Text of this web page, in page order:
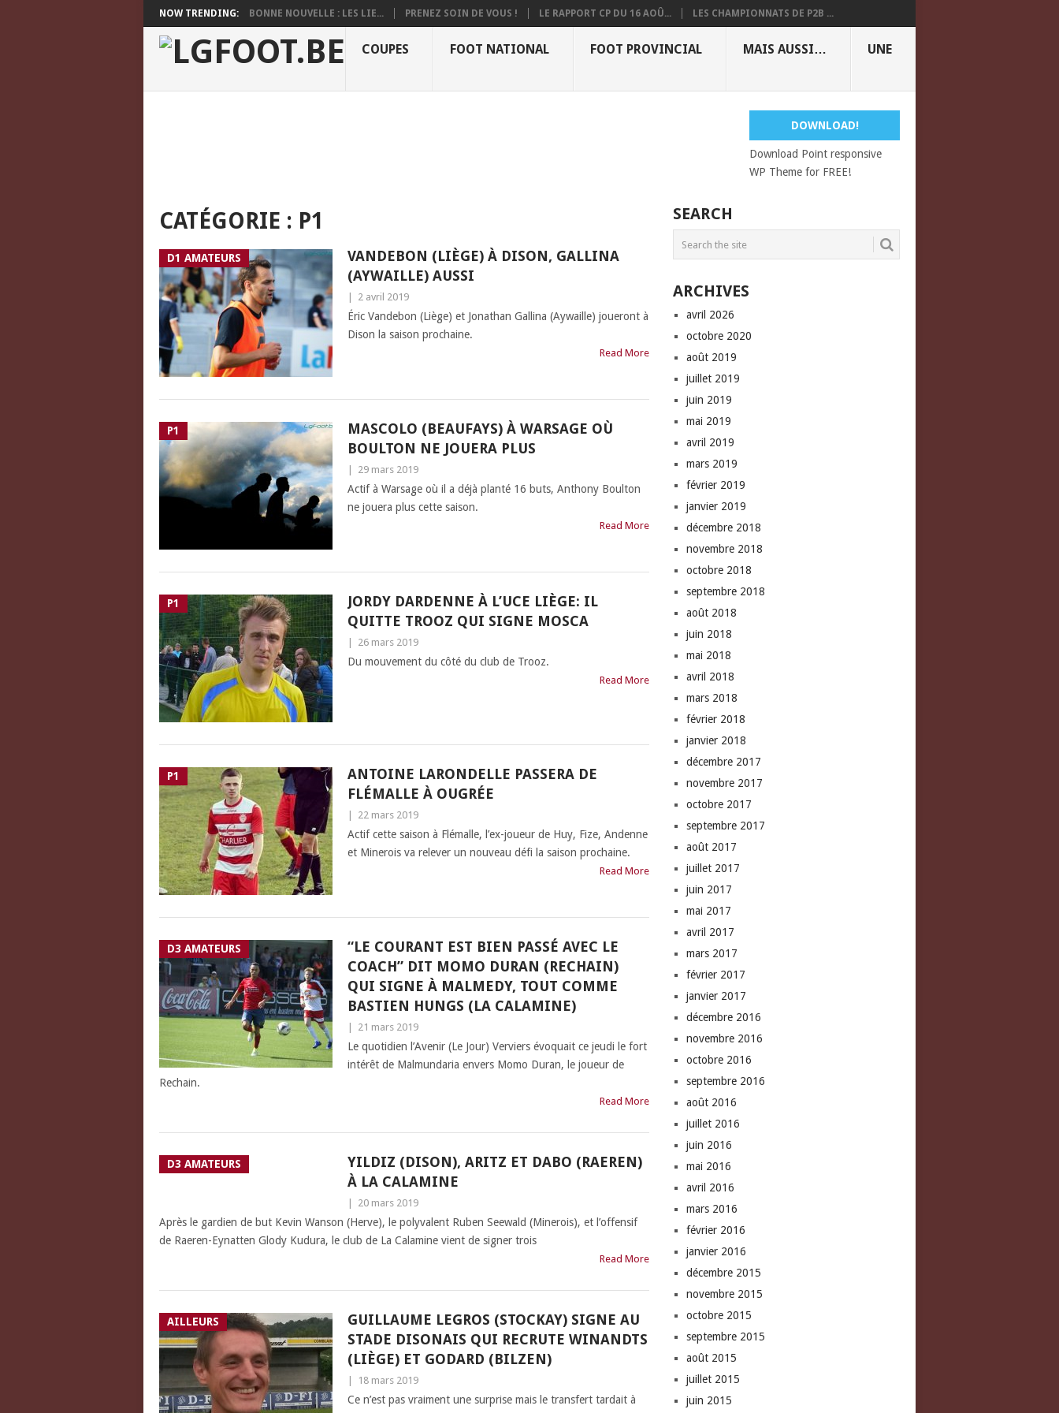
NOW TRENDING: BONNE NOUVELLE : LES LIE... PRENEZ SOIN DE VOUS ! LE RAPPORT CP DU 16 AOÛ... LES CHAMPIONNATS DE P2B ...
COUPES FOOT NATIONAL FOOT PROVINCIAL MAIS AUSSI… UNE
DOWNLOAD!
Download Point responsive
WP Theme for FREE!
CATÉGORIE : P1
D1 AMATEURS
VANDEBON (LIÈGE) À DISON, GALLINA
(AYWAILLE) AUSSI
2 avril 2019
Éric Vandebon (Liège) et Jonathan Gallina (Aywaille) joueront à
Dison la saison prochaine.
Read More
P1
MASCOLO (BEAUFAYS) À WARSAGE OÙ
BOULTON NE JOUERA PLUS
29 mars 2019
Actif à Warsage où il a déjà planté 16 buts, Anthony Boulton
ne jouera plus cette saison.
Read More
P1
JORDY DARDENNE À L’UCE LIÈGE: IL
QUITTE TROOZ QUI SIGNE MOSCA
26 mars 2019
Du mouvement du côté du club de Trooz.
Read More
P1
ANTOINE LARONDELLE PASSERA DE
FLÉMALLE À OUGRÉE
22 mars 2019
Actif cette saison à Flémalle, l’ex-joueur de Huy, Fize, Andenne
et Minerois va relever un nouveau défi la saison prochaine.
Read More
D3 AMATEURS
“LE COURANT EST BIEN PASSÉ AVEC LE
COACH” DIT MOMO DURAN (RECHAIN)
QUI SIGNE À MALMEDY, TOUT COMME
BASTIEN HUNGS (LA CALAMINE)
21 mars 2019
Le quotidien l’Avenir (Le Jour) Verviers évoquait ce jeudi le fort
intérêt de Malmundaria envers Momo Duran, le joueur de
Rechain.
Read More
D3 AMATEURS
YILDIZ (DISON), ARITZ ET DABO (RAEREN)
À LA CALAMINE
20 mars 2019
Après le gardien de but Kevin Wanson (Herve), le polyvalent Ruben Seewald (Minerois), et l’offensif
de Raeren-Eynatten Glody Kudura, le club de La Calamine vient de signer trois
Read More
AILLEURS
GUILLAUME LEGROS (STOCKAY) SIGNE AU
STADE DISONAIS QUI RECRUTE WINANDTS
(LIÈGE) ET GODARD (BILZEN)
18 mars 2019
Ce n’est pas vraiment une surprise mais le transfert tardait à
SEARCH
ARCHIVES
avril 2026
octobre 2020
août 2019
juillet 2019
juin 2019
mai 2019
avril 2019
mars 2019
février 2019
janvier 2019
décembre 2018
novembre 2018
octobre 2018
septembre 2018
août 2018
juin 2018
mai 2018
avril 2018
mars 2018
février 2018
janvier 2018
décembre 2017
novembre 2017
octobre 2017
septembre 2017
août 2017
juillet 2017
juin 2017
mai 2017
avril 2017
mars 2017
février 2017
janvier 2017
décembre 2016
novembre 2016
octobre 2016
septembre 2016
août 2016
juillet 2016
juin 2016
mai 2016
avril 2016
mars 2016
février 2016
janvier 2016
décembre 2015
novembre 2015
octobre 2015
septembre 2015
août 2015
juillet 2015
juin 2015